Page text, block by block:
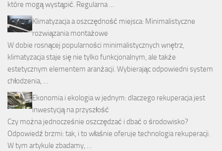
które mogą wystąpić. Regularna …
Klimatyzacja a oszczędność miejsca: Minimalistyczne
rozwiązania montażowe
W dobie rosnącej popularności minimalistycznych wnętrz,
klimatyzacja staje się nie tylko funkcjonalnym, ale także
estetycznym elementem aranżacji. Wybierając odpowiedni system
chłodzenia, …
Ekonomia i ekologia w jednym: dlaczego rekuperacja jest
inwestycją na przyszłość
Czy można jednocześnie oszczędzać i dbać o środowisko?
Odpowiedź brzmi: tak, i to właśnie oferuje technologia rekuperacji.
W tym artykule zbadamy, …